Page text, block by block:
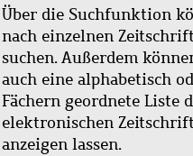
Über die Suchfunktion
nach einzelnen
suchen. Außerdem
auch eine alphabetisch
Fächern geordnete Liste
elektronischen
anzeigen lassen.